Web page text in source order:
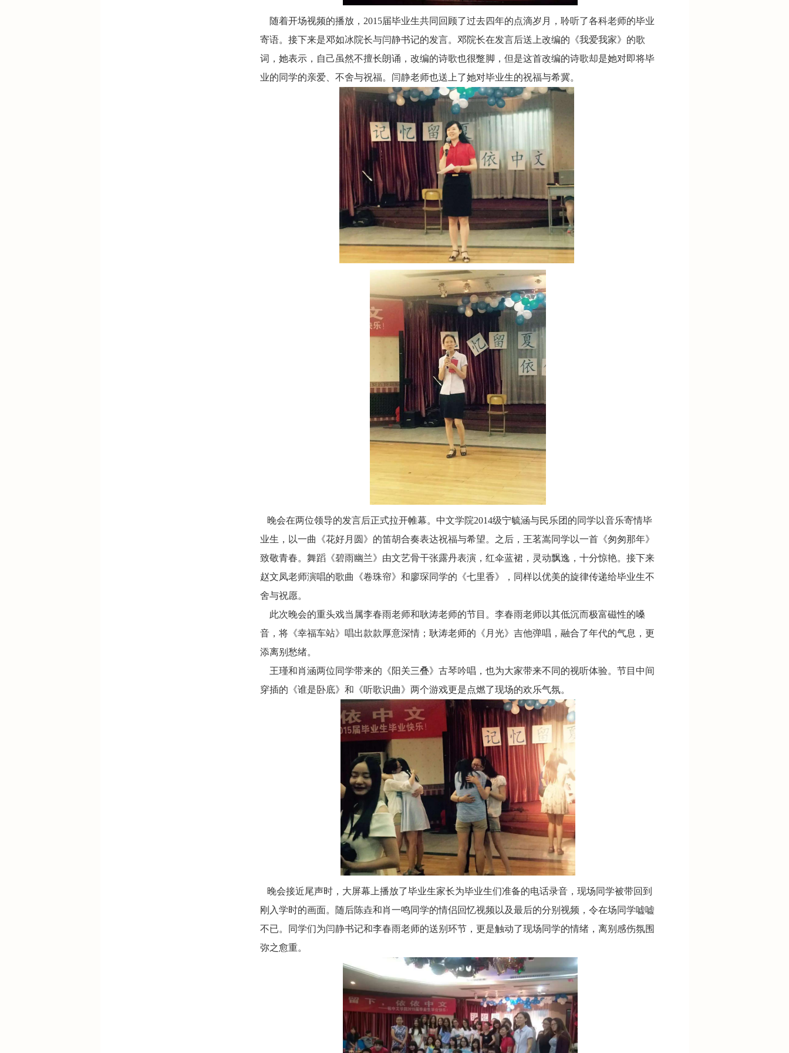
随着开场视频的播放，2015届毕业生共同回顾了过去四年的点滴岁月，聆听了各科老师的毕业
寄语。接下来是邓如冰院长与闫静书记的发言。邓院长在发言后送上改编的《我爱我家》的歌
词，她表示，自己虽然不擅长朗诵，改编的诗歌也很蹩脚，但是这首改编的诗歌却是她对即将毕
业的同学的亲爱、不舍与祝福。闫静老师也送上了她对毕业生的祝福与希冀。
晚会在两位领导的发言后正式拉开帷幕。中文学院2014级宁毓涵与民乐团的同学以音乐寄情毕
业生，以一曲《花好月圆》的笛胡合奏表达祝福与希望。之后，王茗嵩同学以一首《匆匆那年》
致敬青春。舞蹈《碧雨幽兰》由文艺骨干张露丹表演，红伞蓝裙，灵动飘逸，十分惊艳。接下来
赵文凤老师演唱的歌曲《卷珠帘》和廖琛同学的《七里香》，同样以优美的旋律传递给毕业生不
舍与祝愿。
此次晚会的重头戏当属李春雨老师和耿涛老师的节目。李春雨老师以其低沉而极富磁性的嗓
音，将《幸福车站》唱出款款厚意深情；耿涛老师的《月光》吉他弹唱，融合了年代的气息，更
添离别愁绪。
王瑾和肖涵两位同学带来的《阳关三叠》古琴吟唱，也为大家带来不同的视听体验。节目中间
穿插的《谁是卧底》和《听歌识曲》两个游戏更是点燃了现场的欢乐气氛。
晚会接近尾声时，大屏幕上播放了毕业生家长为毕业生们准备的电话录音，现场同学被带回到
刚入学时的画面。随后陈垚和肖一鸣同学的情侣回忆视频以及最后的分别视频，令在场同学嘘嘘
不已。同学们为闫静书记和李春雨老师的送别环节，更是触动了现场同学的情绪，离别感伤氛围
弥之愈重。